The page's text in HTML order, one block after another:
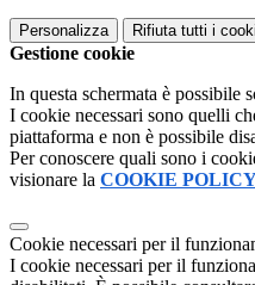
Personalizza Rifiuta tutti i
Gestione cookie
In questa schermata è possibile
I cookie necessari sono quelli
piattaforma e non è possibile
Per conoscere quali sono i
visionare la COOKIE
Cookie necessari per il
I cookie necessari per il